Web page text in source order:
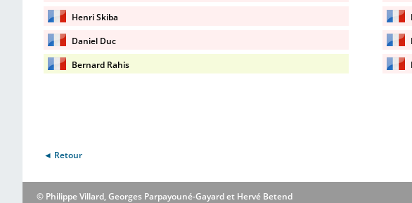
Henri Skiba
Daniel Duc
Bernard Rahis
◄ Retour
© Philippe Villard, Georges Parpayouné-Gayard et Hervé Betend